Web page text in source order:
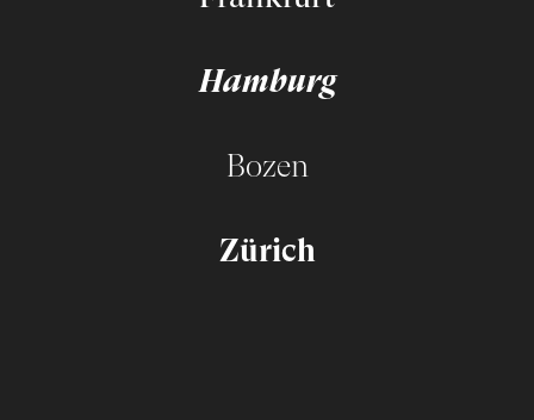
Hamburg
Bozen
Zürich